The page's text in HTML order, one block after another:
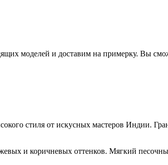
моделей и доставим на примерку. Вы
стиля от искусных мастеров Индии.
и коричневых оттенков. Мягкий